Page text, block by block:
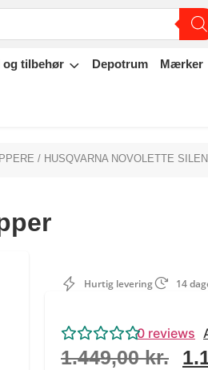
og tilbehør Depotrum Mærker
/ HUSQVARNA NOVOLETTE
Hurtig levering 14
0 reviews
1.449,00kr.